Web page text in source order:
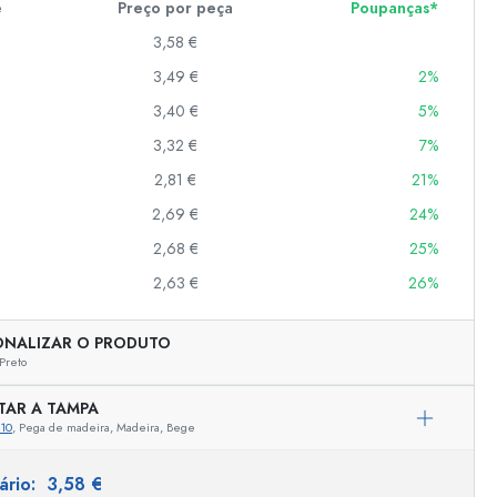
Preço por peça
Poupanças*
3,58 €
3,49 €
2%
3,40 €
5%
3,32 €
7%
2,81 €
21%
2,69 €
24%
2,68 €
25%
2,63 € 26%
O PRODUTO
Preto
A TAMPA
, Pega de madeira, Madeira, Bege
3,58 €